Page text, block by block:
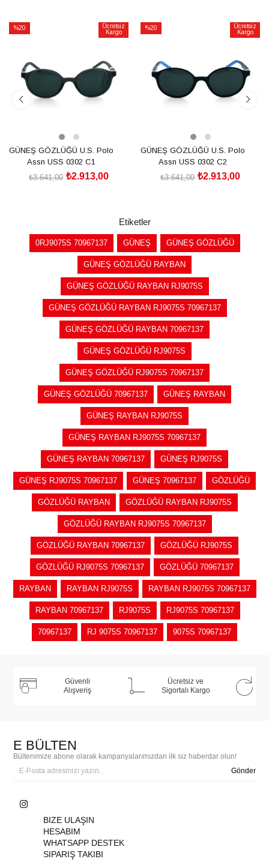
%20
Ücretsiz
Kargo
GÜNEŞ GÖZLÜĞÜ U.S. Polo
Assn USS 0302 C1
₺2.913,00
₺3.641,00
%20
Ücretsiz
Kargo
GÜNEŞ GÖZLÜĞÜ U.S. Polo
Assn USS 0302 C2
₺2.913,00
₺3.641,00
Etiketler
0RJ9075S 70967137 GÜNEŞ GÜNEŞ GÖZLÜĞÜ
GÜNEŞ GÖZLÜĞÜ RAYBAN
GÜNEŞ GÖZLÜĞÜ RAYBAN RJ9075S
GÜNEŞ GÖZLÜĞÜ RAYBAN RJ9075S 70967137
GÜNEŞ GÖZLÜĞÜ RAYBAN 70967137
GÜNEŞ GÖZLÜĞÜ RJ9075S
GÜNEŞ GÖZLÜĞÜ RJ9075S 70967137
GÜNEŞ GÖZLÜĞÜ 70967137 GÜNEŞ RAYBAN
GÜNEŞ RAYBAN RJ9075S
GÜNEŞ RAYBAN RJ9075S 70967137
GÜNEŞ RAYBAN 70967137 GÜNEŞ RJ9075S
GÜNEŞ RJ9075S 70967137 GÜNEŞ 70967137 GÖZLÜĞÜ
GÖZLÜĞÜ RAYBAN GÖZLÜĞÜ RAYBAN RJ9075S
GÖZLÜĞÜ RAYBAN RJ9075S 70967137
GÖZLÜĞÜ RAYBAN 70967137 GÖZLÜĞÜ RJ9075S
GÖZLÜĞÜ RJ9075S 70967137 GÖZLÜĞÜ 70967137
RAYBAN RAYBAN RJ9075S RAYBAN RJ9075S 70967137
RAYBAN 70967137 RJ9075S RJ9075S 70967137
70967137 RJ 9075S 70967137 9075S 70967137
Güvenli
Alışveriş
Ücretsiz ve
Sigortalı Kargo
E BÜLTEN
Bültenimize abone olarak kampanyalarımızdan ilk siz haberdar olun!
Gönder
BIZE ULAŞIN
HESABIM
WHATSAPP DESTEK
SIPARIŞ TAKIBI